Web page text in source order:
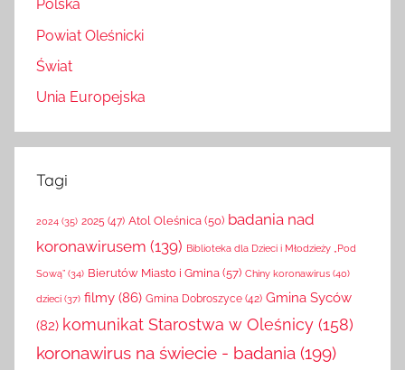
Polska
Powiat Oleśnicki
Świat
Unia Europejska
Tagi
2024 (35) 2025 (47) Atol Oleśnica (50) badania nad
koronawirusem (139) Biblioteka dla Dzieci i Młodzieży „Pod
Sową” (34) Bierutów Miasto i Gmina (57) Chiny koronawirus (40)
dzieci (37) filmy (86) Gmina Dobroszyce (42) Gmina Syców
(82) komunikat Starostwa w Oleśnicy (158)
koronawirus na świecie - badania (199)